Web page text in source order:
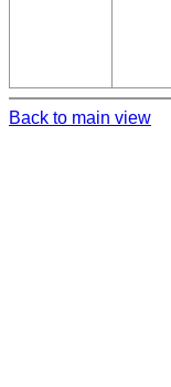
Back to main view